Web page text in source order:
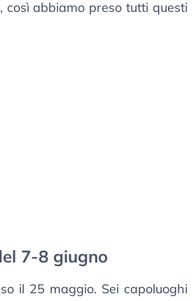
così abbiamo preso tutti questi
7-8 giugno
il 25 maggio. Sei capoluoghi